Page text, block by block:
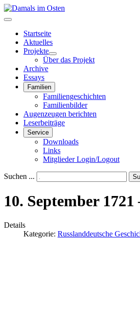
Startseite
Aktuelles
Projekte
Über das Projekt
Archive
Essays
Familien
Familiengeschichten
Familienbilder
Augenzeugen berichten
Leserbeiträge
Service
Downloads
Links
Mitglieder Login/Logout
Suchen ...
10. September
Details
Kategorie: Russlanddeutsche